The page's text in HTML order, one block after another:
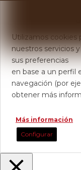
Utilizamos cookies
nuestros servicios
sus preferencias
en base a un perfil
navegación (por
obtener más
Más información
Configurar